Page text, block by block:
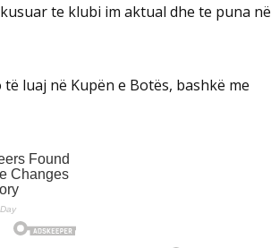
te klubi im aktual dhe te puna në
luaj në Kupën e Botës, bashkë me